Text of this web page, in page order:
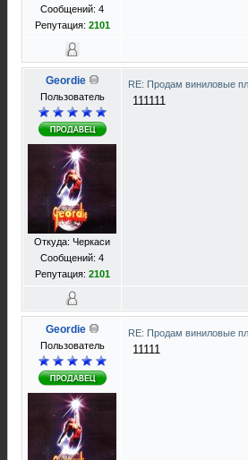
Сообщений: 4
Репутация: 2101
Geordie
Пользователь
Откуда: Черкаси
Сообщений: 4
Репутация: 2101
RE: Продам виниловые
111111
Geordie
Пользователь
RE: Продам виниловые
11111